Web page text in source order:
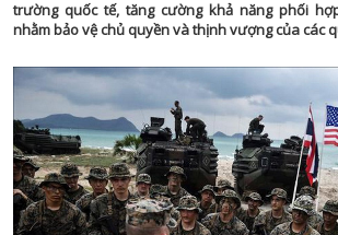
trường quốc tế, tăng cường khả năng phối
nhằm bảo vệ chủ quyền và thịnh vượng của các